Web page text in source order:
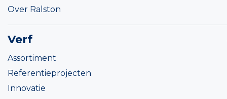
Over Ralston
Verf
Assortiment
Referentieprojecten
Innovatie